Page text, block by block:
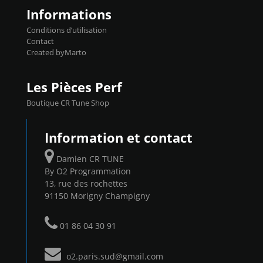
Informations
Conditions d’utilisation
Contact
Created byMarto
Les Pièces Perf
Boutique CR Tune Shop
Information et contact
Damien CR TUNE
By O2 Programmation
13, rue des rochettes
91150 Morigny Champigny
01 86 04 30 91
o2.paris.sud@gmail.com